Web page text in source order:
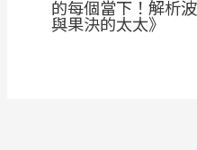
的每個當下！解析
與果決的太太》